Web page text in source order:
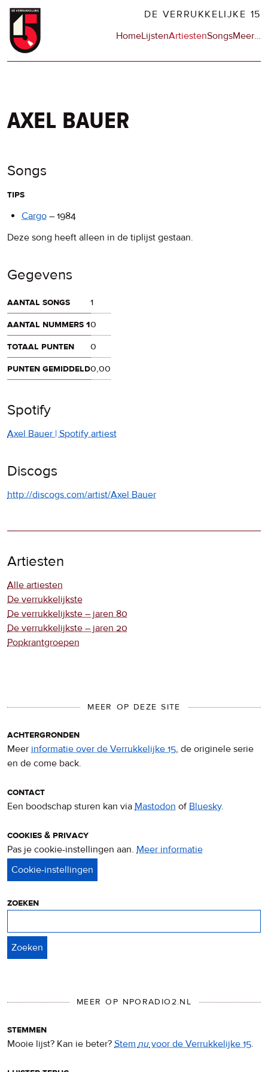
Overslaan
naar
DE VERRUKKELIJKE 15
Hoofdnavigatie
HomeLijstenArtiestenSongsMeerop
…
axel bauer
Songs
tips
Cargo – 1984
Deze song heeft alleen in de tiplijst gestaan.
Gegevens
aantal songs
1
aantal nummers 10
totaal punten
0
punten gemiddeld0,00
Spotify
Axel Bauer | Spotify artiest
Discogs
http://discogs.com/artist/Axel Bauer
Artiesten
Alle artiesten
De verrukkelijkste
De verrukkelijkste – jaren 80
De verrukkelijkste – jaren 20
Popkrantgroepen
MEER OP DEZE SITE
achtergronden
Meer informatie over de Verrukkelijke 15, de originele serie
en de come back.
contact
Een boodschap sturen kan via Mastodon ofBluesky.
cookies & privacy
Pas je cookie-instellingen aan. Meer informatie
zoeken
MEER OP NPORADIO2.NL
stemmen
Mooie lijst? Kan ie beter? Stemnuvoor de Verrukkelijke 15.